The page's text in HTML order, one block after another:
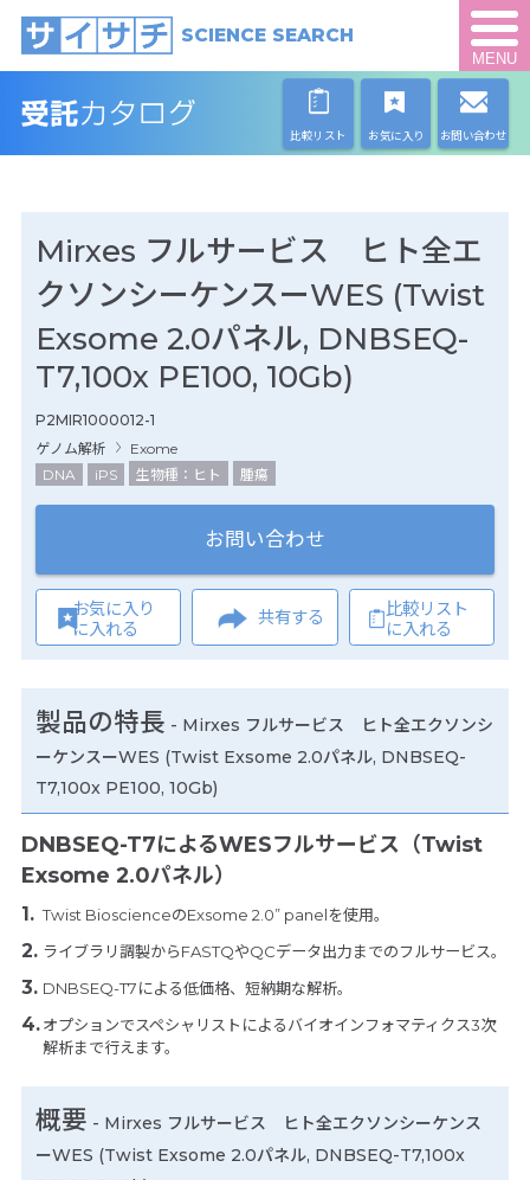
SCIENCE SEARCH
MENU
比較リスト お気に入り お問い合わせ
Mirxes フルサービス ヒト全エ
クソンシーケンスーWES (Twist
Exsome 2.0パネル, DNBSEQ-
T7,100x PE100, 10Gb)
P2MIR1000012-1
ゲノム解析
Exome
DNA
iPS 生物種：ヒト 腫瘍
お問い合わせ
お気に入り
に入れる
共有する
比較リスト
に入れる
製品の特長 - Mirxes フルサービス ヒト全エクソンシ
ーケンスーWES (Twist Exsome 2.0パネル, DNBSEQ-
T7,100x PE100, 10Gb)
DNBSEQ-T7によるWESフルサービス（Twist
Exsome 2.0パネル）
Twist BioscienceのExsome 2.0” panelを使用。
ライブラリ調製からFASTQやQCデータ出力までのフルサービス。
DNBSEQ-T7による低価格、短納期な解析。
オプションでスペシャリストによるバイオインフォマティクス3次
解析まで行えます。
概要 - Mirxes フルサービス ヒト全エクソンシーケンス
ーWES (Twist Exsome 2.0パネル, DNBSEQ-T7,100x